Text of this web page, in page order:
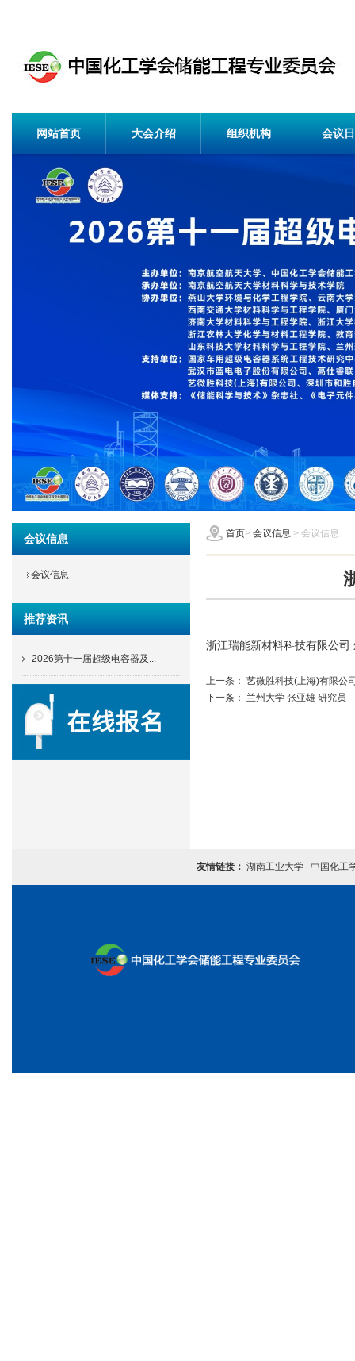
网站首页 大会介绍 组织机构 会议
首页> 会议信息 > 会议信息
会议信息
会议信息
推荐资讯
2026第十一届超级电容器及...
浙江瑞能新材料科技有限公
上一条： 艺微胜科技(上海)有限公
下一条： 兰州大学 张亚雄 研究员
友情链接： 湖南工业大学 中国化工